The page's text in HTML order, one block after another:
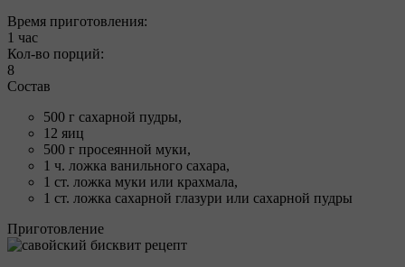
Время приготовления:
1 час
Кол-во порций:
8
Состав
500 г сахарной пудры,
12 яиц
500 г просеянной муки,
1 ч. ложка ванильного сахара,
1 ст. ложка муки или крахмала,
1 ст. ложка сахарной глазури или сахарной пудры
Приготовление